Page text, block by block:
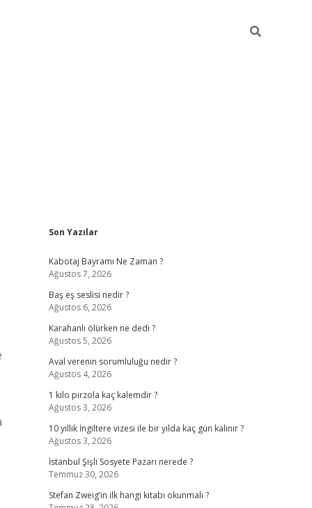
Sidebar
Son Yazılar
Kabotaj Bayramı Ne Zaman ?
Ağustos 7, 2026
Baş eş seslisi nedir ?
Ağustos 6, 2026
Karahanlı ölürken ne dedi ?
Ağustos 5, 2026
Aval verenin sorumluluğu nedir ?
Ağustos 4, 2026
1 kilo pirzola kaç kalemdir ?
Ağustos 3, 2026
10 yıllık İngiltere vizesi ile bir yılda kaç gün kalınır ?
Ağustos 3, 2026
İstanbul Şişli Sosyete Pazarı nerede ?
Temmuz 30, 2026
Stefan Zweig’in ilk hangi kitabı okunmalı ?